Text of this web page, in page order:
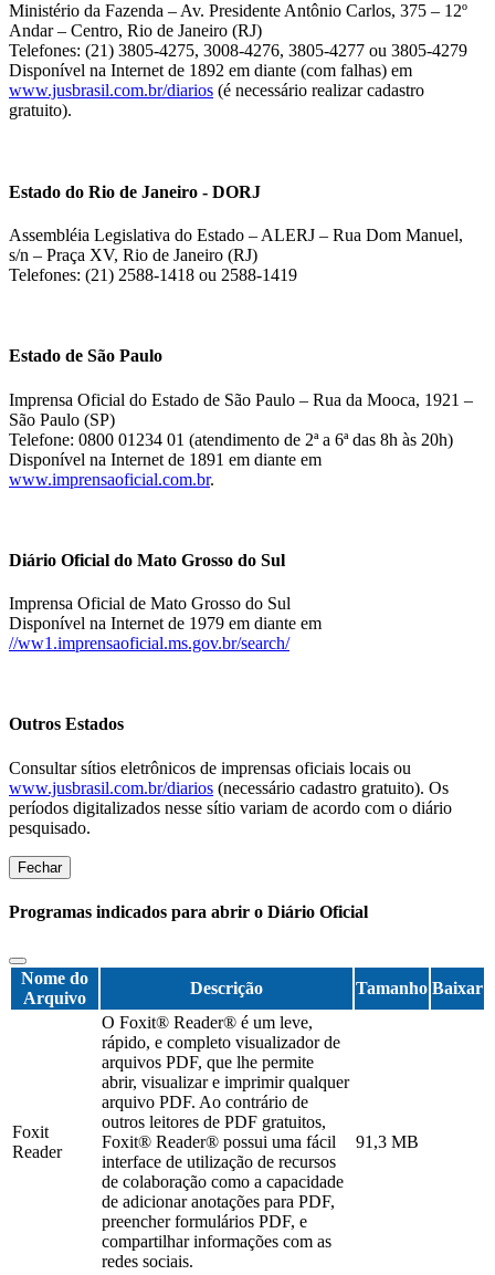
Ministério da Fazenda – Av. Presidente Antônio Carlos, 375 – 12º
Andar – Centro, Rio de Janeiro (RJ)
Telefones: (21) 3805-4275, 3008-4276, 3805-4277 ou 3805-4279
Disponível na Internet de 1892 em diante (com falhas) em
www.jusbrasil.com.br/diarios (é necessário realizar cadastro
gratuito).
Estado do Rio de Janeiro - DORJ
Assembléia Legislativa do Estado – ALERJ – Rua Dom Manuel,
s/n – Praça XV, Rio de Janeiro (RJ)
Telefones: (21) 2588-1418 ou 2588-1419
Estado de São Paulo
Imprensa Oficial do Estado de São Paulo – Rua da Mooca, 1921 –
São Paulo (SP)
Telefone: 0800 01234 01 (atendimento de 2ª a 6ª das 8h às 20h)
Disponível na Internet de 1891 em diante em
www.imprensaoficial.com.br.
Diário Oficial do Mato Grosso do Sul
Imprensa Oficial de Mato Grosso do Sul
Disponível na Internet de 1979 em diante em
//ww1.imprensaoficial.ms.gov.br/search/
Outros Estados
Consultar sítios eletrônicos de imprensas oficiais locais ou
www.jusbrasil.com.br/diarios (necessário cadastro gratuito). Os
períodos digitalizados nesse sítio variam de acordo com o diário
pesquisado.
Fechar
Programas indicados para abrir o Diário Oficial
Nome do
Arquivo
Descrição Tamanho Baixar
Foxit
Reader
O Foxit® Reader® é um leve,
rápido, e completo visualizador de
arquivos PDF, que lhe permite
abrir, visualizar e imprimir qualquer
arquivo PDF. Ao contrário de
outros leitores de PDF gratuitos,
Foxit® Reader® possui uma fácil
interface de utilização de recursos
de colaboração como a capacidade
de adicionar anotações para PDF,
preencher formulários PDF, e
compartilhar informações com as
redes sociais.
91,3 MB